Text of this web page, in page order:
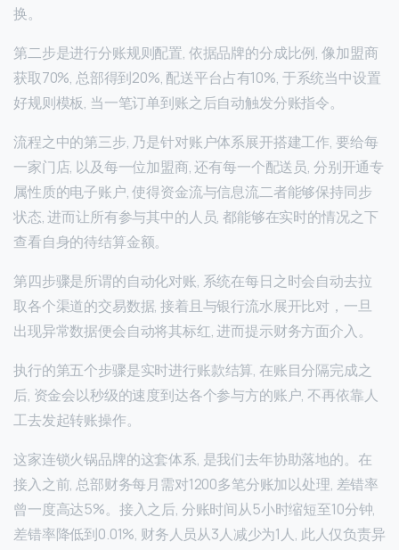
换。
第二步是进行分账规则配置, 依据品牌的分成比例, 像加盟商
获取70%, 总部得到20%, 配送平台占有10%, 于系统当中设置
好规则模板, 当一笔订单到账之后自动触发分账指令。
流程之中的第三步, 乃是针对账户体系展开搭建工作, 要给每
一家门店, 以及每一位加盟商, 还有每一个配送员, 分别开通专
属性质的电子账户, 使得资金流与信息流二者能够保持同步
状态, 进而让所有参与其中的人员, 都能够在实时的情况之下
查看自身的待结算金额。
第四步骤是所谓的自动化对账, 系统在每日之时会自动去拉
取各个渠道的交易数据, 接着且与银行流水展开比对，一旦
出现异常数据便会自动将其标红, 进而提示财务方面介入。
执行的第五个步骤是实时进行账款结算, 在账目分隔完成之
后, 资金会以秒级的速度到达各个参与方的账户, 不再依靠人
工去发起转账操作。
这家连锁火锅品牌的这套体系, 是我们去年协助落地的。在
接入之前, 总部财务每月需对1200多笔分账加以处理, 差错率
曾一度高达5%。接入之后, 分账时间从5小时缩短至10分钟,
差错率降低到0.01%, 财务人员从3人减少为1人, 此人仅负责异